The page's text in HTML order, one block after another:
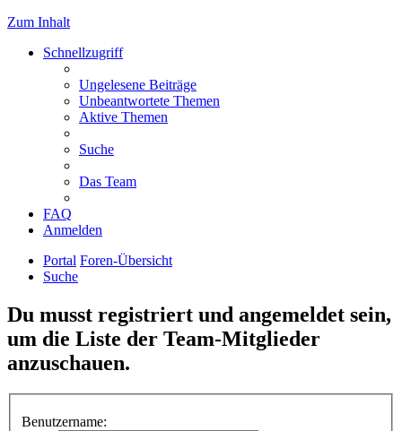
Zum Inhalt
Schnellzugriff
Ungelesene Beiträge
Unbeantwortete Themen
Aktive Themen
Suche
Das Team
FAQ
Anmelden
Portal Foren-Übersicht
Suche
Du musst registriert und angemeldet sein,
um die Liste der Team-Mitglieder
anzuschauen.
Benutzername: